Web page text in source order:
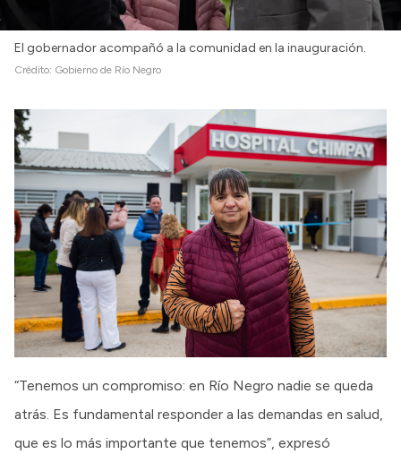
El gobernador acompañó a la comunidad en la inauguración.
Crédito: Gobierno de Río Negro
“Tenemos un compromiso: en Río Negro nadie se queda
atrás. Es fundamental responder a las demandas en salud,
que es lo más importante que tenemos”, expresó